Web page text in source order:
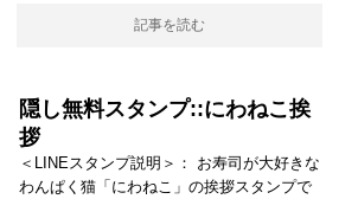
記事を読む
隠し無料スタンプ::にわねこ挨
拶
＜LINEスタンプ説明＞： お寿司が大好きな
わんぱく猫「にわねこ」の挨拶スタンプで